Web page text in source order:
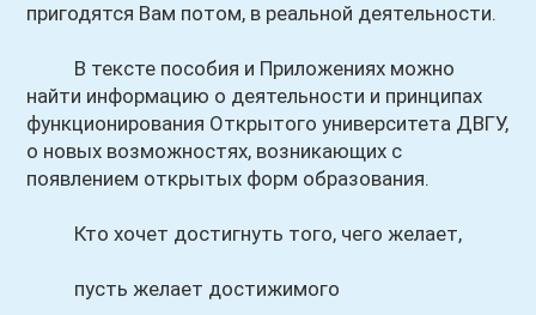
пригодятся Вам потом, в реальной деятельности.
В тексте пособия и Приложениях можно
найти информацию о деятельности и принципах
функционирования Открытого университета ДВГУ,
о новых возможностях, возникающих с
появлением открытых форм образования.
Кто хочет достигнуть того, чего желает,
пусть желает достижимого